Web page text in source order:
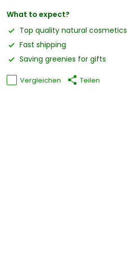
What to expect?
Top quality natural cosmetics
Fast shipping
Saving greenies for gifts
Vergleichen Teilen